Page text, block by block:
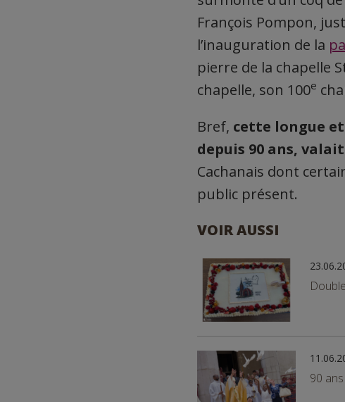
François Pompon,
l’inauguration de la
pierre de la chapelle
chapelle, son 100e
Bref, cette longue
depuis 90 ans,
Cachanais dont
public présent.
VOIR AUSSI
90